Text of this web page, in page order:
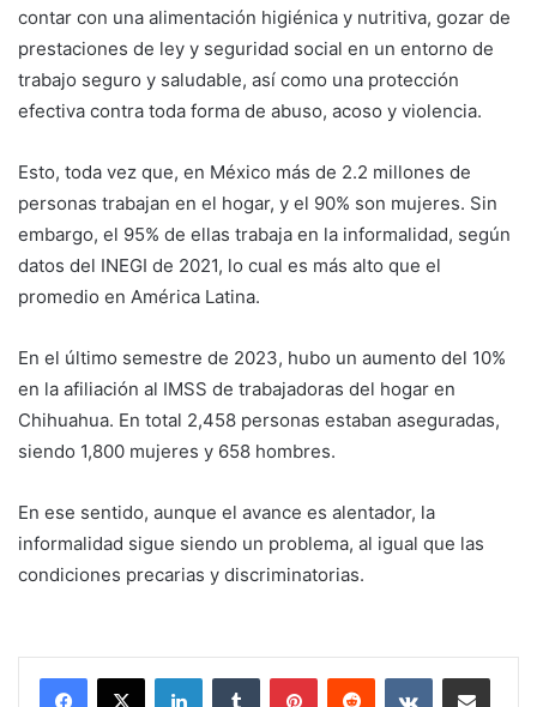
contar con una alimentación higiénica y nutritiva, gozar de
prestaciones de ley y seguridad social en un entorno de
trabajo seguro y saludable, así como una protección
efectiva contra toda forma de abuso, acoso y violencia.
Esto, toda vez que, en México más de 2.2 millones de
personas trabajan en el hogar, y el 90% son mujeres. Sin
embargo, el 95% de ellas trabaja en la informalidad, según
datos del INEGI de 2021, lo cual es más alto que el
promedio en América Latina.
En el último semestre de 2023, hubo un aumento del 10%
en la afiliación al IMSS de trabajadoras del hogar en
Chihuahua. En total 2,458 personas estaban aseguradas,
siendo 1,800 mujeres y 658 hombres.
En ese sentido, aunque el avance es alentador, la
informalidad sigue siendo un problema, al igual que las
condiciones precarias y discriminatorias.
LinkedInTumblr PinterestReddit VKontakteShare via Email